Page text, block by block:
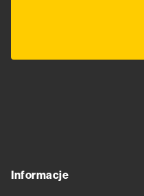
Informacje